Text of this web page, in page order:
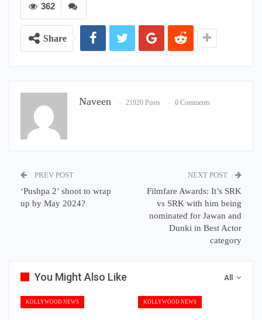
362
Share
Naveen 21920 Posts 0 Comments
PREV POST
‘Pushpa 2’ shoot to wrap
up by May 2024?
NEXT POST
Filmfare Awards: It’s SRK
vs SRK with him being
nominated for Jawan and
Dunki in Best Actor
category
All
You Might Also Like
KOLLYWOOD NEWS KOLLYWOOD NEWS